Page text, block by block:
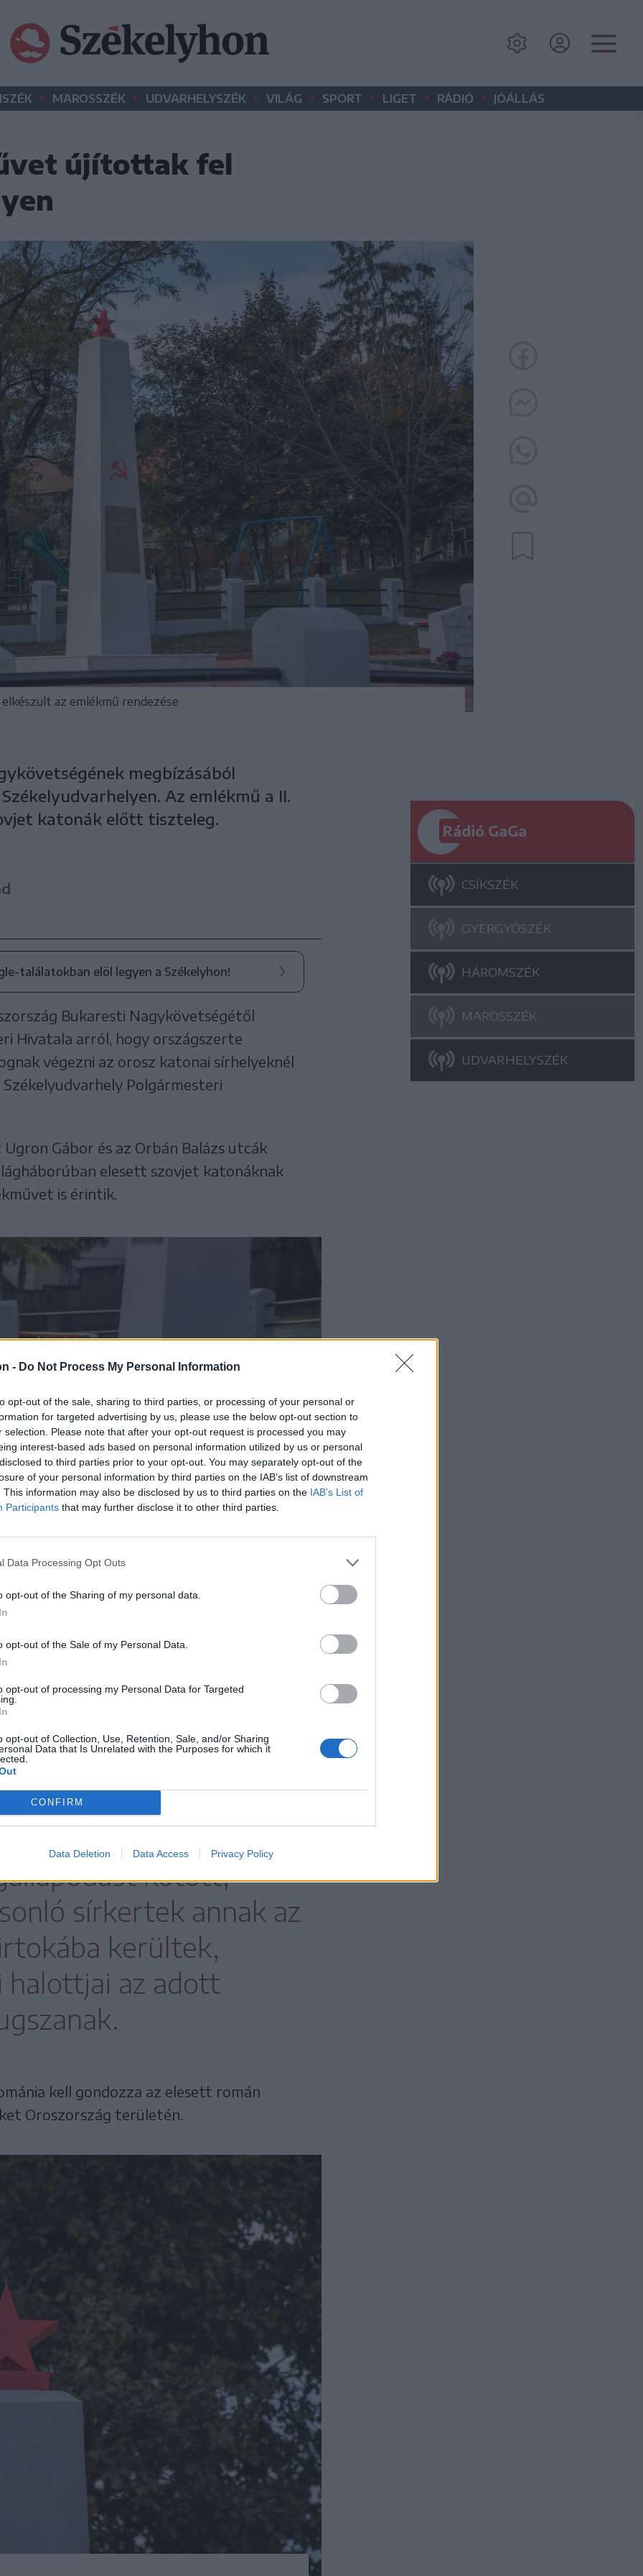
- Do Not Process My Personal Information
opt-out of the sale, sharing to third parties, or processing of your personal or
for targeted advertising by us, please use the below opt-out section to
selection. Please note that after your opt-out request is processed you may
interest-based ads based on personal information utilized by us or personal
to third parties prior to your opt-out. You may separately opt-out of the
of your personal information by third parties on the IAB’s list of downstream
This information may also be disclosed by us to third parties on the IAB’s List of
Participants that may further disclose it to other third parties.
Data Processing Opt Outs
opt-out of the Sharing of my personal data.
opt-out of the Sale of my Personal Data.
opt-out of processing my Personal Data for Targeted
opt-out of Collection, Use, Retention, Sale, and/or Sharing
Data that Is Unrelated with the Purposes for which it
CONFIRM
Data Deletion Data Access Privacy Policy
• MAROSSZÉK • UDVARHELYSZÉK • VILÁG • SPORT • LIGET • RÁDIÓ • JÓÁLLÁS
újítottak fel
az emlékmű rendezése
megbízásából
Az emlékmű a II.
katonák előtt tiszteleg.
találatokban elöl legyen a Székelyhon!
Bukaresti Nagykövetségétől
Hivatala arról, hogy országszerte
végezni az orosz katonai sírhelyeknél
Polgármesteri
Gábor és az Orbán Balázs utcák
elesett szovjet katonáknak
is érintik.
az emlékhely orosz állami területen
önkormányzat vagyonába. Ennek oka,
Románia korábban
kötött,
sírkertek annak az
kerültek,
halottjai az adott
kell gondozza az elesett román
Oroszország területén.
Rádió GaGa
CSÍKSZÉK
GYERGYÓSZÉK
HÁROMSZÉK
MAROSSZÉK
UDVARHELYSZÉK